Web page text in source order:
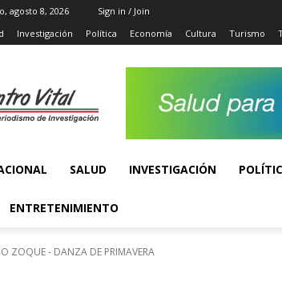
agosto 8, 2026
Sign in / Join
Investigación Política Economía Cultura Turismo
SALUD INVESTIGACIÓN
ENTRETENIMIENTO
ZOQUE - DANZA DE PRIMAVERA